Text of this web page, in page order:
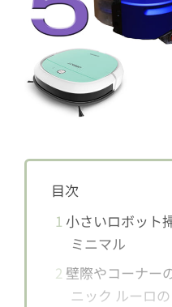
目次
1 小さいロボット
ミニマル
2 壁際やコーナー
ニック ルーロ